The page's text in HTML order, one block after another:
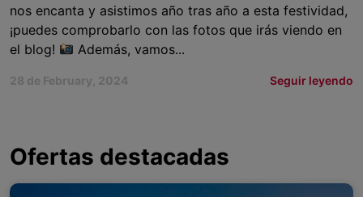
nos encanta y asistimos año tras año a esta festividad,
¡puedes comprobarlo con las fotos que irás viendo en
el blog!
Además, vamos...
28 de February, 2024 Seguir leyendo
Ofertas destacadas